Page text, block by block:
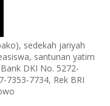
sedekah jariyah
santunan yatim
DKI No. 5272-
7353-7734, Rek BRI